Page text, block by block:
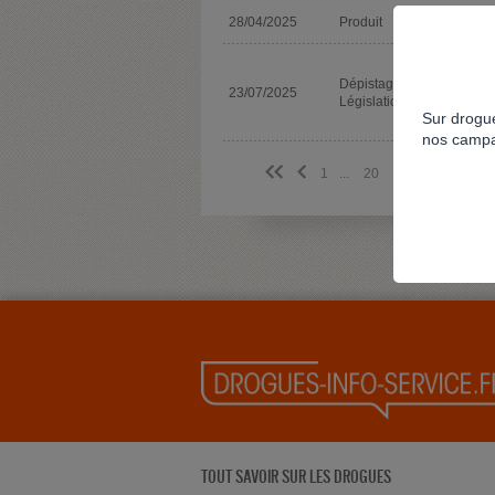
28/04/2025 Produit
23/07/2025
Dépistage
Législation
<< < 1 20
TOUT SAVOIR SUR LES DROGUES
Sur
nos